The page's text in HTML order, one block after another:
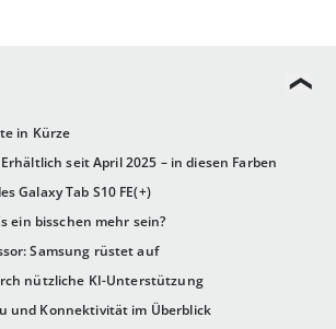
in Kürze
seit April 2025 – in diesen Farben
Galaxy Tab S10 FE(+)
ein bisschen mehr sein?
Samsung rüstet auf
nützliche KI-Unterstützung
und Konnektivität im Überblick